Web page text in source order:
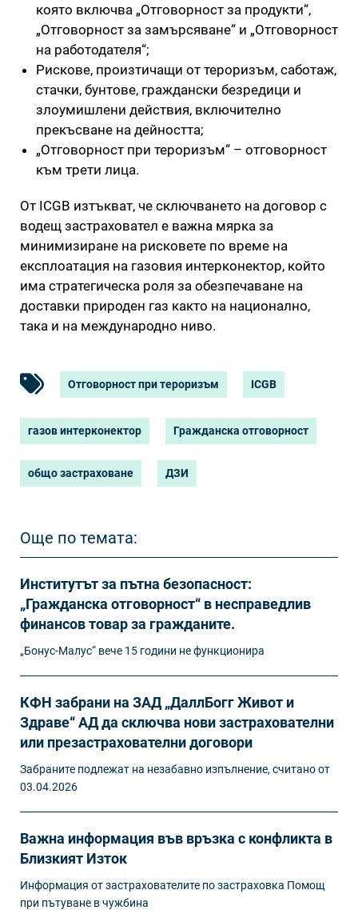
която включва „Отговорност за продукти“,
„Отговорност за замърсяване“ и „Отговорност
на работодателя“;
Рискове, произтичащи от тероризъм, саботаж,
стачки, бунтове, граждански безредици и
злоумишлени действия, включително
прекъсване на дейността;
„Отговорност при тероризъм“ – отговорност
към трети лица.
От ICGB изтъкват, че сключването на договор с
водещ застраховател е важна мярка за
минимизиране на рисковете по време на
експлоатация на газовия интерконектор, който
има стратегическа роля за обезпечаване на
доставки природен газ както на национално,
така и на международно ниво.
Отговорност при тероризъм ICGB
газов интерконектор Гражданска отговорност
общо застраховане ДЗИ
Още по темата:
Институтът за пътна безопасност:
„Гражданска отговорност“ в несправедлив
финансов товар за гражданите.
„Бонус-Малус“ вече 15 години не функционира
КФН забрани на ЗАД „ДаллБогг Живот и
Здраве“ АД да сключва нови застрахователни
или презастрахователни договори
Забраните подлежат на незабавно изпълнение, считано от
03.04.2026
Важна информация във връзка с конфликта в
Близкият Изток
Информация от застрахователите по застраховка Помощ
при пътуване в чужбина